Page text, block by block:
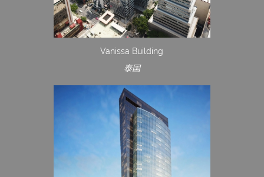
Vanissa Building
泰国